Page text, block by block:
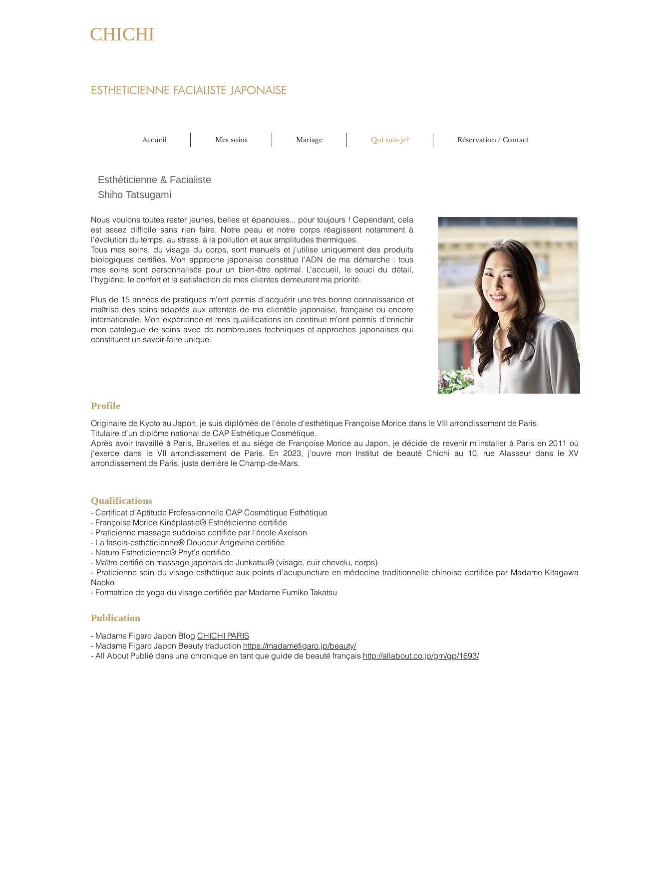
CHICHI​
ESTHETICIENNE FACIALISTEJAPONAISE
Accueil Mes soins Mariage Qui suis-je? Réservation / Contact
Esthéticienne & Facialiste
Shiho Tatsugami
Nous voulons toutes rester jeunes, belles et épanouies... pour toujours ! Cependant, cela
est assez difficile sans rien faire. Notre peau et notre corps réagissent notamment à
l'évolution du temps, au stress, à la pollution et aux amplitudes thermiques.
Tous mes soins, du visage du corps, sont manuels et j'utilise uniquement des produits
biologiques certifiés. Mon approche japonaise constitue l'ADN de ma démarche : tous
mes soins sont personnalisés pour un bien-être optimal. L’accueil, le souci du détail,
l’hygiène, le confort et la satisfaction de mes clientes demeurent ma priorité.
Plus de 15 années de pratiques m'ont permis d'acquérir une très bonne connaissance et
maîtrise des soins adaptés aux attentes de ma clientèle japonaise, française ou encore
internationale. Mon expérience et mes qualifications en continue m'ont permis d'enrichir
mon catalogue de soins avec de nombreuses techniques et approches japonaises qui
constituent un savoir-faire unique.
​Profile
Originaire de Kyoto au Japon, je suis diplômée de l'école d'esthétique Françoise Morice dans le VIII arrondissement de Paris.
Titulaire d'un diplôme national de CAP Esthétique Cosmétique.
Après avoir travaillé à Paris, Bruxelles et au siège de Françoise Morice au Japon, je décide de revenir m'installer à Paris en 2011 où
j'exerce dans le VII arrondissement de Paris. En 2023, j'ouvre mon Institut de beauté Chichi au 10, rue Alasseur dans le XV
arrondissement de Paris, juste derrière le Champ-de-Mars.
Qualifications​
- Certificat d'Aptitude Professionnelle CAP Cosmétique Esthétique
- Françoise Morice Kinéplastie® Esthéticienne certifiée
- Praticienne massage suédoise certifiée par l'école Axelson
- La fascia-esthéticienne® Douceur Angevine certifiée
- Naturo Estheticienne® Phyt's certifiée
- Maître certifié en massage japonais de Junkatsu® (visage, cuir chevelu, corps)
- Praticienne soin du visage esthétique aux points d'acupuncture en médecine traditionnelle chinoise certifiée par Madame Kitagawa
Naoko
- Formatrice de yoga du visage certifiée par Madame Fumiko Takatsu
​Publication
- Madame Figaro Japon Blog CHICHI PARIS
- Madame Figaro Japon Beauty traduction https://madamefigaro.jp/beauty/
- All About Publié dans une chronique en tant que guide de beauté français http://allabout.co.jp/gm/gp/1693/